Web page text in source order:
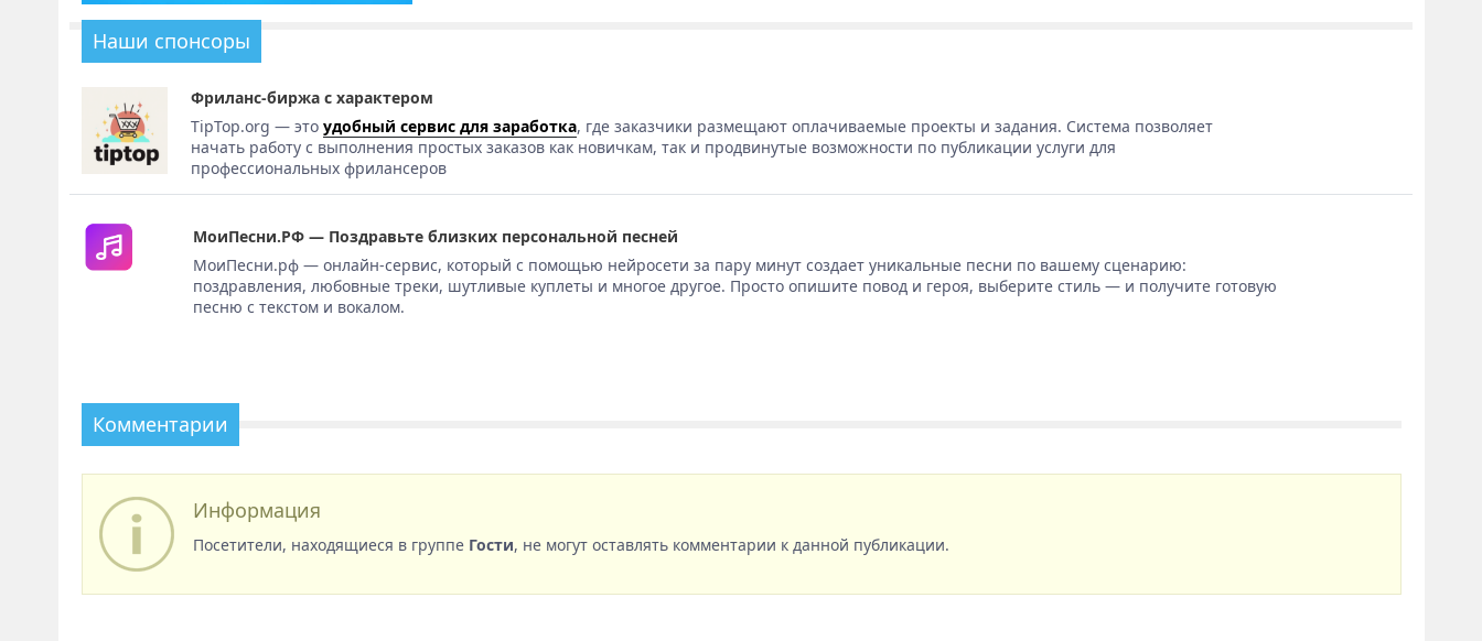
Наши спонсоры
Фриланс-биржа с характером
TipTop.org — этоудобный сервис для заработка, где заказчики размещают оплачиваемые проекты и задания. Система позволяет
начать работу с выполнения простых заказов как новичкам, так и продвинутые возможности по публикации услуги для
профессиональных фрилансеров
МоиПесни.РФ — Поздравьте близких персональной песней
МоиПесни.рф — онлайн-сервис, который с помощью нейросети за пару минут создает уникальные песни по вашему сценарию:
поздравления, любовные треки, шутливые куплеты и многое другое. Просто опишите повод и героя, выберите стиль — и получите готовую
песню с текстом и вокалом.
Комментарии
Информация
Посетители, находящиеся в группе Гости, не могут оставлять комментарии к данной публикации.